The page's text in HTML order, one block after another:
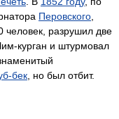
Перовского,
человек, разрушил две
курган и штурмовал
бек, но был отбит.